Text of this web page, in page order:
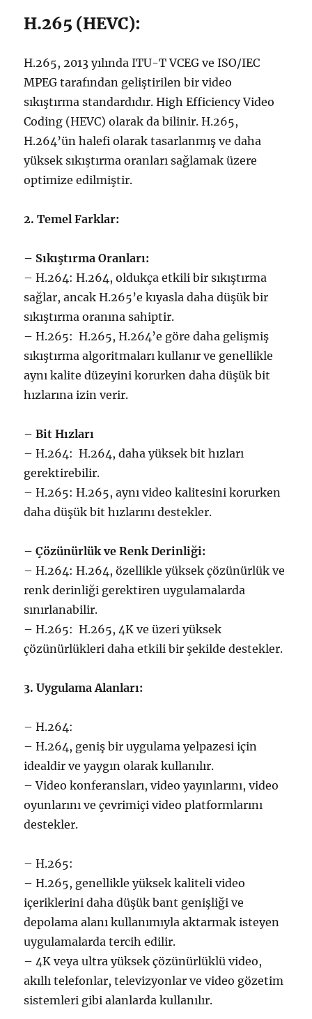
H.265 (HEVC):
H.265, 2013 yılında ITU-T VCEG ve ISO/IEC
MPEG tarafından geliştirilen bir video
sıkıştırma standardıdır. High Efficiency Video
Coding (HEVC) olarak da bilinir. H.265,
H.264’ün halefi olarak tasarlanmış ve daha
yüksek sıkıştırma oranları sağlamak üzere
optimize edilmiştir.
2. Temel Farklar:
– Sıkıştırma Oranları:
– H.264: H.264, oldukça etkili bir sıkıştırma
sağlar, ancak H.265’e kıyasla daha düşük bir
sıkıştırma oranına sahiptir.
– H.265: H.265, H.264’e göre daha gelişmiş
sıkıştırma algoritmaları kullanır ve genellikle
aynı kalite düzeyini korurken daha düşük bit
hızlarına izin verir.
– Bit Hızları
– H.264: H.264, daha yüksek bit hızları
gerektirebilir.
– H.265: H.265, aynı video kalitesini korurken
daha düşük bit hızlarını destekler.
– Çözünürlük ve Renk Derinliği:
– H.264: H.264, özellikle yüksek çözünürlük ve
renk derinliği gerektiren uygulamalarda
sınırlanabilir.
– H.265: H.265, 4K ve üzeri yüksek
çözünürlükleri daha etkili bir şekilde destekler.
3. Uygulama Alanları:
– H.264:
– H.264, geniş bir uygulama yelpazesi için
idealdir ve yaygın olarak kullanılır.
– Video konferansları, video yayınlarını, video
oyunlarını ve çevrimiçi video platformlarını
destekler.
– H.265:
– H.265, genellikle yüksek kaliteli video
içeriklerini daha düşük bant genişliği ve
depolama alanı kullanımıyla aktarmak isteyen
uygulamalarda tercih edilir.
– 4K veya ultra yüksek çözünürlüklü video,
akıllı telefonlar, televizyonlar ve video gözetim
sistemleri gibi alanlarda kullanılır.